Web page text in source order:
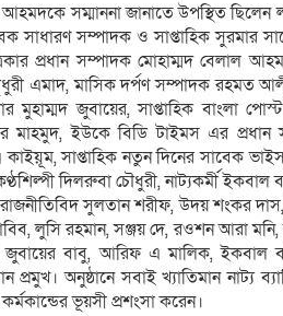
সম্মাননা জানাতে উপস্থিত ছিলেন
সাধারণ সম্পাদক ও সাপ্তাহিক
প্রধান সম্পাদক মোহাম্মদ বেলাল
এমাদ, মাসিক দর্পণ সম্পাদক রহমত আলী,
মুহাম্মদ জুবায়ের, সাপ্তাহিক বাংলা
মাহমুদ, ইউকে বিডি টাইমস এর প্রধান
কাইয়ূম, সাপ্তাহিক নতুন দিনের সাবেক
দিলরুবা চৌধুরী, নাট্যকর্মী
সুলতান শরীফ, উদয় শংকর দাস,
লুসি রহমান, সঞ্জয় দে, রওশন আরা
জুবায়ের বাবু, আরিফ এ মালিক, ইকবাল
প্রমুখ। অনুষ্ঠানে সবাই খ্যাতিমান নাট্য
ভূয়সী প্রশংসা করেন।